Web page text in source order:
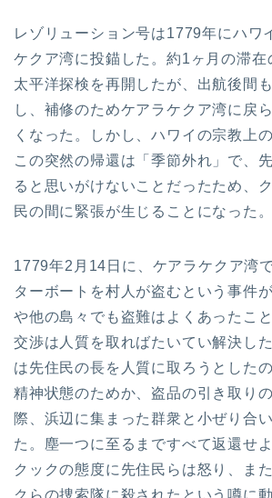
レゾリューション号は1779年にハワ
ケクア湾に投錨した。約1ヶ月の滞在
太平洋探検を再開したが、出航後間
し、補修のためケアラケクア湾に戻
くなった。しかし、ハワイの宗教上
この突然の帰還は「季節外れ」で、
ると思いがけないことだったため、
民の間に緊張が生じることになった。
1779年2月14日に、ケアラケクア湾
ターボートを村人が盗むという事件
や他の島々でも盗難はよくあったこ
交渉は人質を取ればたいてい解決し
は先住民の長を人質に取ろうとした
精神状態のためか、盗品の引き取り
際、浜辺に集まった群衆と小ぜり合
た。塵一つに至るまですべて返還せ
クックの態度に先住民らは怒り、ま